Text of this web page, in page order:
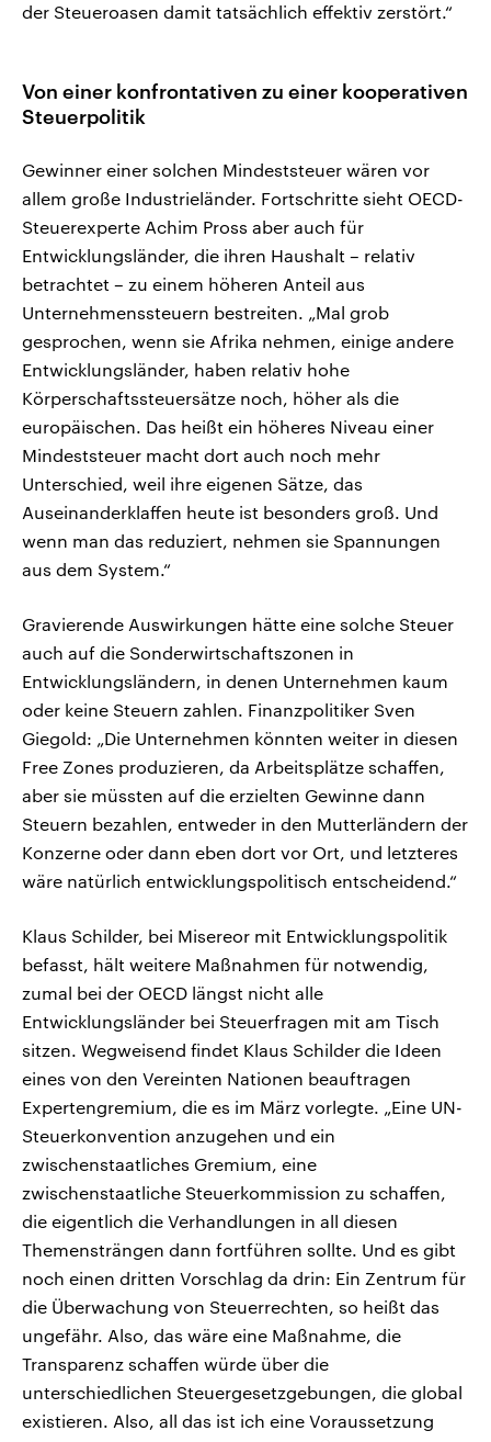
der Steueroasen damit tatsächlich effektiv zerstört.“
Von einer konfrontativen zu einer kooperativen
Steuerpolitik
Gewinner einer solchen Mindeststeuer wären vor
allem große Industrieländer. Fortschritte sieht OECD-
Steuerexperte Achim Pross aber auch für
Entwicklungsländer, die ihren Haushalt – relativ
betrachtet – zu einem höheren Anteil aus
Unternehmenssteuern bestreiten. „Mal grob
gesprochen, wenn sie Afrika nehmen, einige andere
Entwicklungsländer, haben relativ hohe
Körperschaftssteuersätze noch, höher als die
europäischen. Das heißt ein höheres Niveau einer
Mindeststeuer macht dort auch noch mehr
Unterschied, weil ihre eigenen Sätze, das
Auseinanderklaffen heute ist besonders groß. Und
wenn man das reduziert, nehmen sie Spannungen
aus dem System.“
Gravierende Auswirkungen hätte eine solche Steuer
auch auf die Sonderwirtschaftszonen in
Entwicklungsländern, in denen Unternehmen kaum
oder keine Steuern zahlen. Finanzpolitiker Sven
Giegold: „Die Unternehmen könnten weiter in diesen
Free Zones produzieren, da Arbeitsplätze schaffen,
aber sie müssten auf die erzielten Gewinne dann
Steuern bezahlen, entweder in den Mutterländern der
Konzerne oder dann eben dort vor Ort, und letzteres
wäre natürlich entwicklungspolitisch entscheidend.“
Klaus Schilder, bei Misereor mit Entwicklungspolitik
befasst, hält weitere Maßnahmen für notwendig,
zumal bei der OECD längst nicht alle
Entwicklungsländer bei Steuerfragen mit am Tisch
sitzen. Wegweisend findet Klaus Schilder die Ideen
eines von den Vereinten Nationen beauftragen
Expertengremium, die es im März vorlegte. „Eine UN-
Steuerkonvention anzugehen und ein
zwischenstaatliches Gremium, eine
zwischenstaatliche Steuerkommission zu schaffen,
die eigentlich die Verhandlungen in all diesen
Themensträngen dann fortführen sollte. Und es gibt
noch einen dritten Vorschlag da drin: Ein Zentrum für
die Überwachung von Steuerrechten, so heißt das
ungefähr. Also, das wäre eine Maßnahme, die
Transparenz schaffen würde über die
unterschiedlichen Steuergesetzgebungen, die global
existieren. Also, all das ist ich eine Voraussetzung